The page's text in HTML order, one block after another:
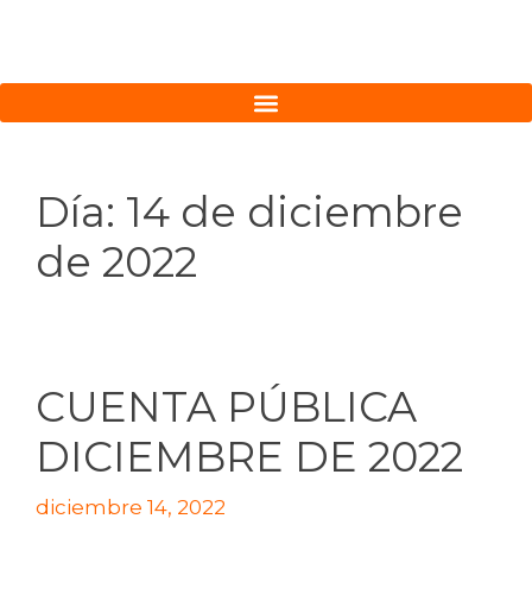
Día: 14 de diciembre
de 2022
CUENTA PÚBLICA
DICIEMBRE DE 2022
diciembre 14, 2022